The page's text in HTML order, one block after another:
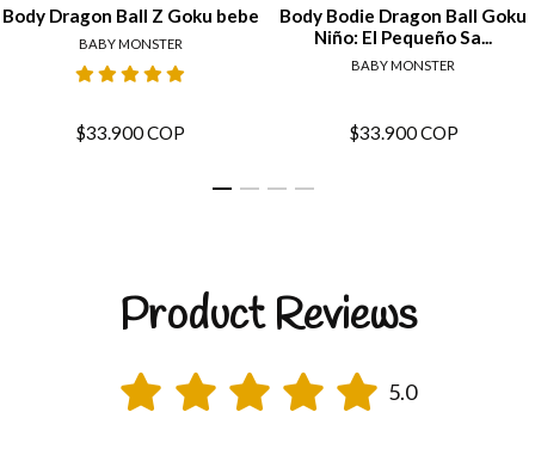
Body Dragon Ball Z Goku bebe
BABY MONSTER
$33.900 COP
Body Bodie Dragon Ball Goku
Niño: El Pequeño Sa...
BABY MONSTER
$33.900 COP
Product Reviews
5.0